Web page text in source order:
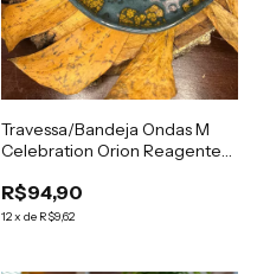
Travessa/Bandeja Ondas M
Celebration Orion Reagente
R$94,90
12x de R$9,62